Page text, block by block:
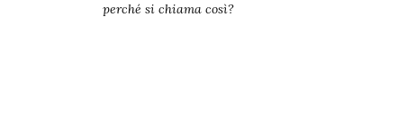
perché si chiama così?